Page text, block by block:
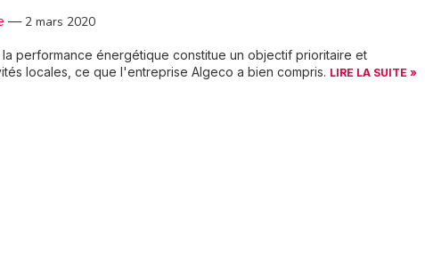
— 2 mars 2020
performance énergétique constitue un objectif prioritaire et
locales, ce que l'entreprise Algeco a bien compris. LIRE LA SUITE »